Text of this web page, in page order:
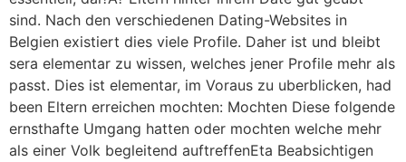
sind. Nach den verschiedenen Dating-Websites in
Belgien existiert dies viele Profile. Daher ist und bleibt
sera elementar zu wissen, welches jener Profile mehr als
passt. Dies ist elementar, im Voraus zu uberblicken, had
been Eltern erreichen mochten: Mochten Diese folgende
ernsthafte Umgang hatten oder mochten welche mehr
als einer Volk begleitend auftreffenEta Beabsichtigen